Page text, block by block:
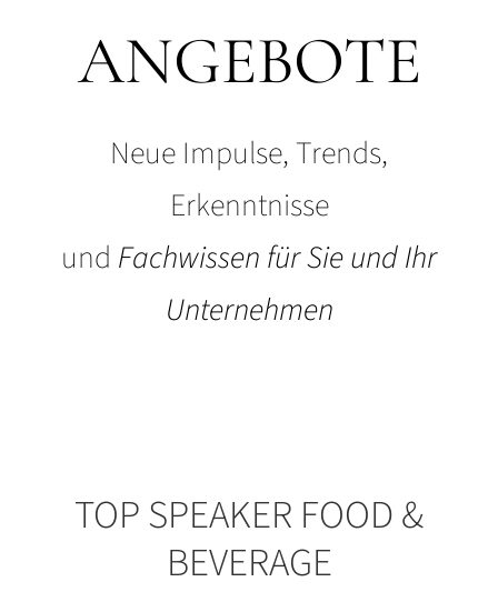
ANGEBOTE
Neue Impulse, Trends,
Erkenntnisse
und Fachwissen für Sie und Ihr
Unternehmen
TOP SPEAKER FOOD &
BEVERAGE